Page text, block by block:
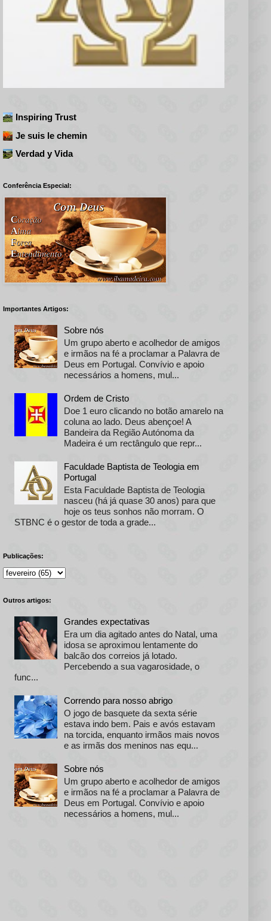
Inspiring Trust
Je suis le chemin
Verdad y Vida
Conferência Especial:
Importantes Artigos:
Sobre nós
Um grupo aberto e acolhedor de amigos
e irmãos na fé a proclamar a Palavra de
Deus em Portugal. Convívio e apoio
necessários a homens, mul...
Ordem de Cristo
Doe 1 euro clicando no botão amarelo na
coluna ao lado. Deus abençoe! A
Bandeira da Região Autónoma da
Madeira é um rectângulo que repr...
Faculdade Baptista de Teologia em
Portugal
Esta Faculdade Baptista de Teologia
nasceu (há já quase 30 anos) para que
hoje os teus sonhos não morram. O
STBNC é o gestor de toda a grade...
Publicações:
Outros artigos:
Grandes expectativas
Era um dia agitado antes do Natal, uma
idosa se aproximou lentamente do
balcão dos correios já lotado.
Percebendo a sua vagarosidade, o
func...
Correndo para nosso abrigo
O jogo de basquete da sexta série
estava indo bem. Pais e avós estavam
na torcida, enquanto irmãos mais novos
e as irmãs dos meninos nas equ...
Sobre nós
Um grupo aberto e acolhedor de amigos
e irmãos na fé a proclamar a Palavra de
Deus em Portugal. Convívio e apoio
necessários a homens, mul...